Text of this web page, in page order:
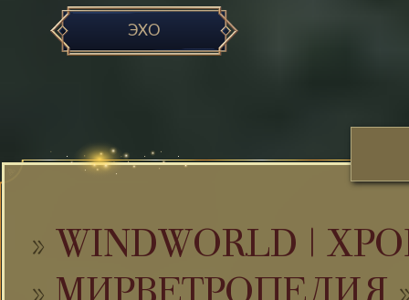
ЭХО
» WINDWORLD |